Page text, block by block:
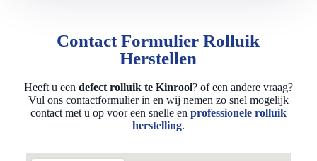
Contact Formulier Rolluik
Herstellen
Heeft u een defect rolluik te Kinrooi? of een andere vraag?
Vul ons contactformulier in en wij nemen zo snel mogelijk
contact met u op voor een snelle en professionele rolluik
herstelling.